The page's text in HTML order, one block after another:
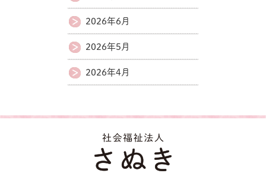
2026年6月
2026年5月
2026年4月